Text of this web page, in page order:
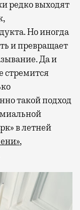
Но иногда
и превращает
Да и
стремится
такой подход
в летней
,